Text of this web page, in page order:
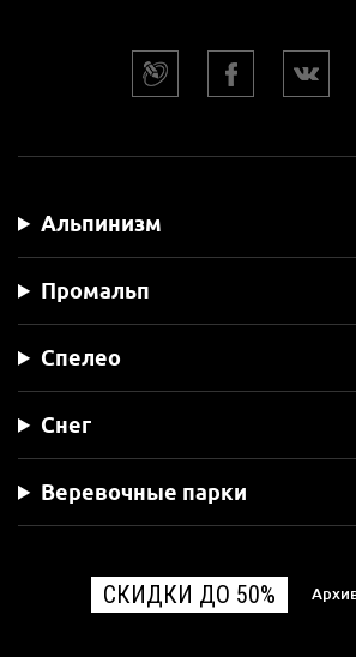
Альпинизм
Промальп
Спелео
Снег
Веревочные парки
СКИДКИ ДО 50%